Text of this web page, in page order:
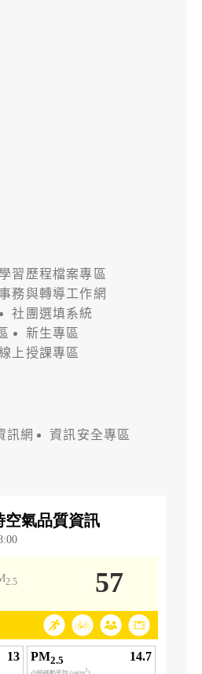
習歷程檔案專區
務與轉導工作網
社團選填系統
新生專區
上授課專區
訊網
資訊安全專區